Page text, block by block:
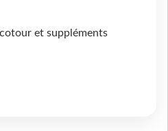
et suppléments